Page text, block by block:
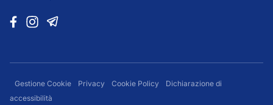
Gestione Cookie Privacy Cookie Policy
Dichiarazione di
accessibilità